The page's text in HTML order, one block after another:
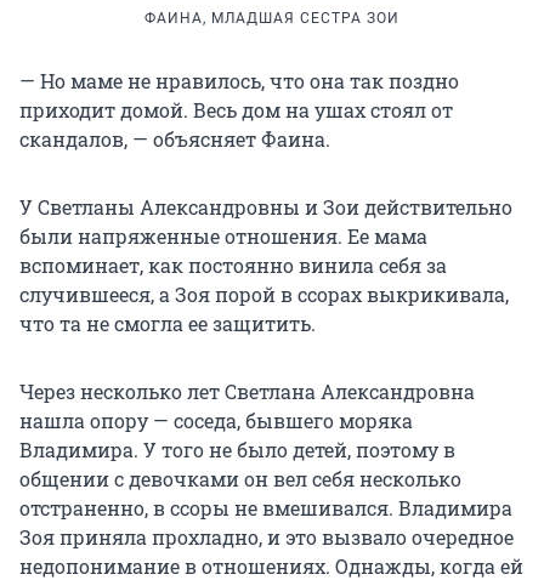
ФАИНА, МЛАДШАЯ СЕСТРА ЗОИ
— Но маме не нравилось, что она так поздно
приходит домой. Весь дом на ушах стоял от
скандалов, — объясняет Фаина.
У Светланы Александровны и Зои действительно
были напряженные отношения. Ее мама
вспоминает, как постоянно винила себя за
случившееся, а Зоя порой в ссорах выкрикивала,
что та не смогла ее защитить.
Через несколько лет Светлана Александровна
нашла опору — соседа, бывшего моряка
Владимира. У того не было детей, поэтому в
общении с девочками он вел себя несколько
отстраненно, в ссоры не вмешивался. Владимира
Зоя приняла прохладно, и это вызвало очередное
недопонимание в отношениях. Однажды, когда ей